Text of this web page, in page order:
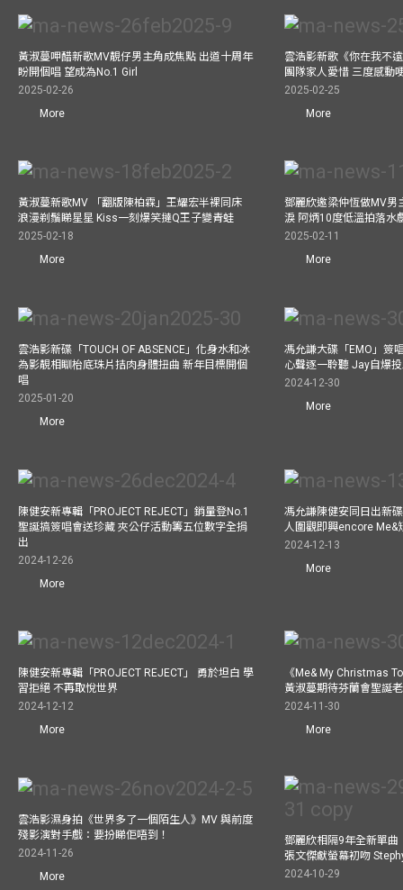
黃淑蔓呷醋新歌MV靚仔男主角成焦點 出道十周年
盼開個唱 望成為No.1 Girl
2025-02-26
More
雲浩影新歌《你在我不
團隊家人愛惜 三度感動
2025-02-25
More
黃淑蔓新歌MV 「翻版陳柏霖」王耀宏半裸同床
浪漫剃鬚睇星星 Kiss一刻爆笑撻Q王子變青蛙
2025-02-18
More
鄧麗欣邀梁仲恆做MV男
淚 阿炳10度低溫拍落水
2025-02-11
More
雲浩影新碟「TOUCH OF ABSENCE」化身水和冰
為影靚相瞓枱底珠片拮肉身體扭曲 新年目標開個
唱
2025-01-20
More
馮允謙大碟「EMO」簽
心聲逐一聆聽 Jay自爆
2024-12-30
More
陳健安新專輯「PROJECT REJECT」銷量登No.1
聖誕搞簽唱會送珍藏 夾公仔活動籌五位數字全捐
出
2024-12-26
More
馮允謙陳健安同日出新
人圍觀即興encore Me&
2024-12-13
More
陳健安新專輯「PROJECT REJECT」 勇於坦白 學
習拒絕 不再取悅世界
2024-12-12
More
《Me& My Christmas
黃淑蔓期待芬蘭會聖誕
2024-11-30
More
雲浩影濕身拍《世界多了一個陌生人》MV 與前度
殘影演對手戲：要扮睇佢唔到！
2024-11-26
More
鄧麗欣相隔9年全新單曲
張文傑獻螢幕初吻
2024-10-29